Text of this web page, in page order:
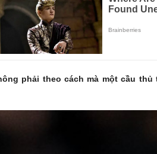
phải theo cách mà một cầu